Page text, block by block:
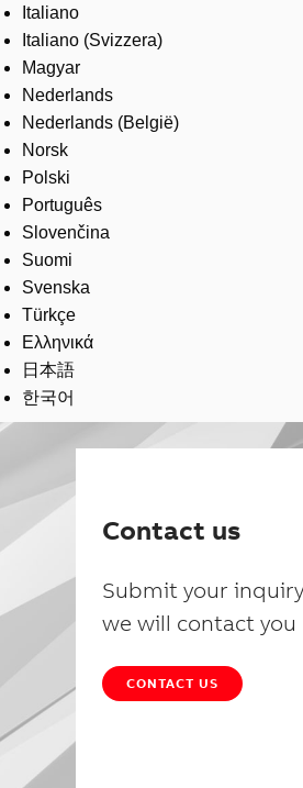
Italiano
Italiano (Svizzera)
Magyar
Nederlands
Nederlands (België)
Norsk
Polski
Português
Slovenčina
Suomi
Svenska
Türkçe
Ελληνικά
日本語
한국어
Contact us
Submit your
we will contact you
CONTACT US